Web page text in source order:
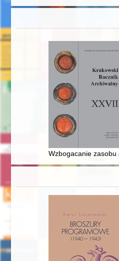
Wzbogacanie